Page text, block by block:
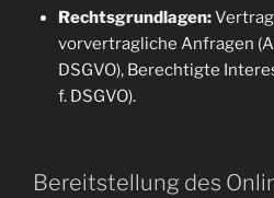
Rechtsgrundlagen:
vorvertragliche Anfragen
DSGVO), Berechtigte
f. DSGVO).
Bereitstellung des